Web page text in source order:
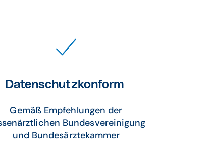
Datenschutzkonform
Gemäß Empfehlungen der
Bundesvereinigung
und Bundesärztekammer